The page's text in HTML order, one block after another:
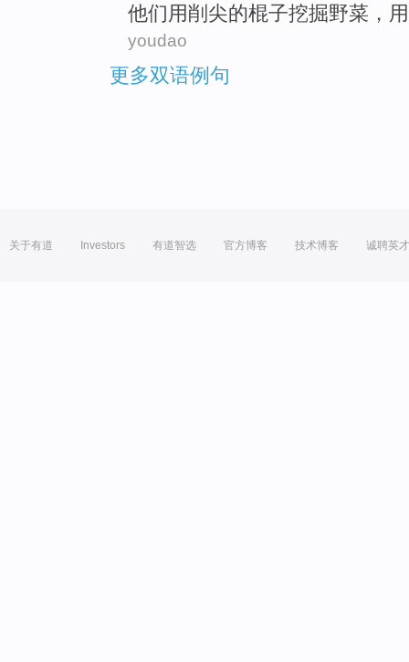
他们用削尖的棍子挖掘野菜 ，
youdao
更多双语例句
关于有道 Investors 有道智选 官方博客 技术博客 诚聘英才